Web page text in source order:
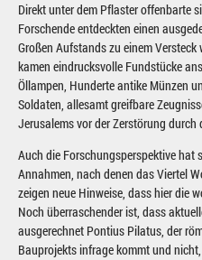
Direkt unter dem Pflaster offenbarte
Forschende entdeckten einen
Großen Aufstands zu einem
kamen eindrucksvolle Fundstücke
Öllampen, Hunderte antike Münzen
Soldaten, allesamt greifbare
Jerusalems vor der Zerstörung durch
Auch die Forschungsperspektive hat
Annahmen, nach denen das Viertel
zeigen neue Hinweise, dass hier die
Noch überraschender ist, dass
ausgerechnet Pontius Pilatus, der
Bauprojekts infrage kommt und